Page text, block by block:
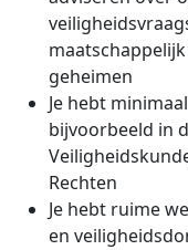
geheimen
Je hebt
bijvoorbeeld in
Rechten
Je hebt ruime
en